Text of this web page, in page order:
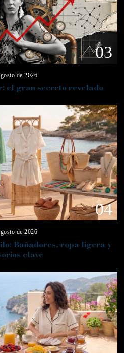
03
de 2026
el gran secreto revelado
04
de 2026
Bañadores, ropa ligera y
clave